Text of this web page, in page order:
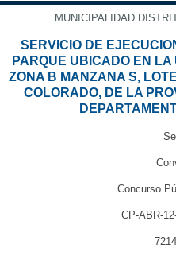
MUNICIPALIDAD
SERVICIO DE
PARQUE UBICADO EN
ZONA B MANZANA S,
COLORADO, DE LA
Concurso
CP-ABR-